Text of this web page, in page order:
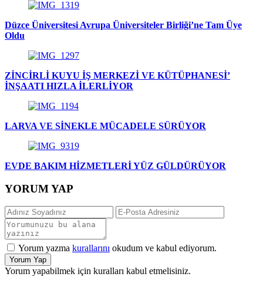
Düzce Üniversitesi Avrupa Üniversiteler Birliği’ne Tam Üye
Oldu
ZİNCİRLİ KUYU İŞ MERKEZİ VE KÜTÜPHANESİ’
İNŞAATI HIZLA İLERLİYOR
LARVA VE SİNEKLE MÜCADELE SÜRÜYOR
EVDE BAKIM HİZMETLERİ YÜZ GÜLDÜRÜYOR
YORUM YAP
Yorum yazma kurallarını okudum ve kabul ediyorum.
Yorum Yap
Yorum yapabilmek için kuralları kabul etmelisiniz.